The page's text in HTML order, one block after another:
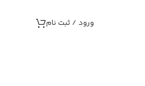
ورود / ثبت نام